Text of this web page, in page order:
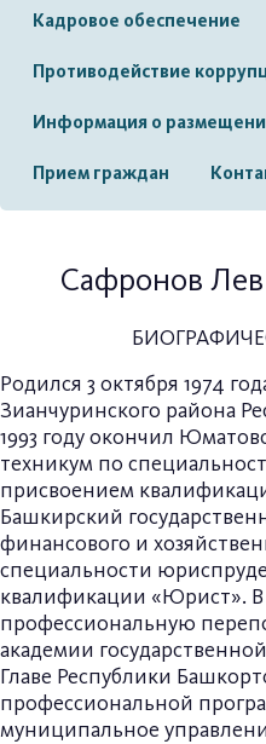
Кадровое обеспечение
Противодействие
Информация о
Прием граждан
Сафронов
Родился 3 октября 1974
Зианчуринского района
1993 году окончил
техникум по
присвоением
Башкирский
финансового и
специальности
квалификации «Юрист». В
профессиональную
академии
Главе Республики
профессиональной
муниципальное